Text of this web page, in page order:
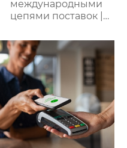
международными
цепями поставок |
услуги для полного
цикла
посреднических
закупок Китай-Россия